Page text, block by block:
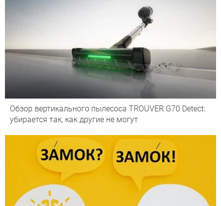
Обзор вертикального пылесоса TROUVER G70 Detect:
убирается так, как другие не могут